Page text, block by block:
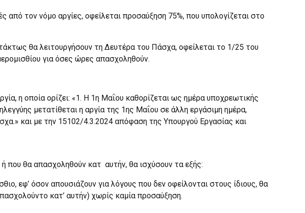
από τον νόμο αργίες, οφείλεται προσαύξηση 75%, που υπολογίζεται στο
θα λειτουργήσουν τη Δευτέρα του Πάσχα, οφείλεται το 1/25 του
για όσες ώρες απασχοληθούν.
η οποία ορίζει: «1. Η 1η Μαΐου καθορίζεται ως ημέρα υποχρεωτικής
μετατίθεται η αργία της 1ης Μαΐου σε άλλη εργάσιμη ημέρα,
και με την 15102/4.3.2024 απόφαση της Υπουργού Εργασίας και
θα απασχοληθούν κατ αυτήν, θα ισχύσουν τα εξής:
εφ’ όσον απουσιάζουν για λόγους που δεν οφείλονται στους ίδιους, θα
κατ’ αυτήν) χωρίς καμία προσαύξηση.